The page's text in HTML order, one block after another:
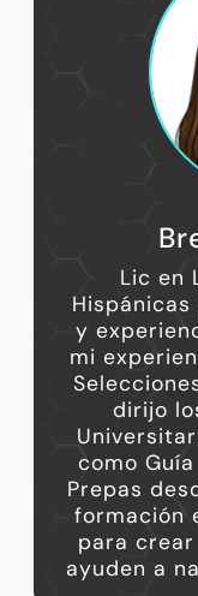
Lic en
Hispánicas
y
mi
dirijo
como
Prepas
formación
para
ayuden a